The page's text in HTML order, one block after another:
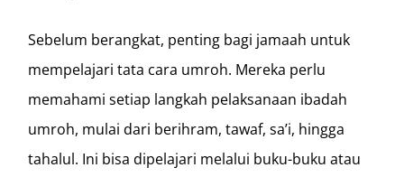
Sebelum berangkat, penting bagi jamaah untuk
mempelajari tata cara umroh. Mereka perlu
memahami setiap langkah pelaksanaan ibadah
umroh, mulai dari berihram, tawaf, sa’i, hingga
tahalul. Ini bisa dipelajari melalui buku-buku atau